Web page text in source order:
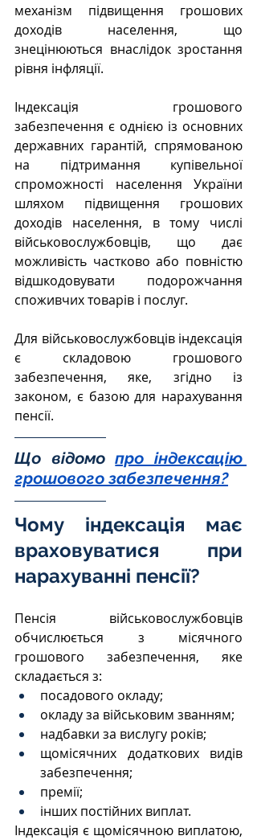
механізм підвищення грошових
доходів населення, що
знецінюються внаслідок зростання
рівня інфляції.
Індексація грошового
забезпечення є однією із основних
державних гарантій, спрямованою
на підтримання купівельної
спроможності населення України
шляхом підвищення грошових
доходів населення, в тому числі
військовослужбовців, що дає
можливість частково або повністю
відшкодовувати подорожчання
споживчих товарів і послуг.
Для військовослужбовців індексація
є складовою грошового
забезпечення, яке, згідно із
законом, є базою для нарахування
пенсії.
Що відомо про індексацію
грошового забезпечення?
Чому індексація має
враховуватися при
нарахуванні пенсії?
Пенсія військовослужбовців
обчислюється з місячного
грошового забезпечення, яке
складається з:
посадового окладу;
окладу за військовим званням;
надбавки за вислугу років;
щомісячних додаткових видів
забезпечення;
премії;
інших постійних виплат.
Індексація є щомісячною виплатою,